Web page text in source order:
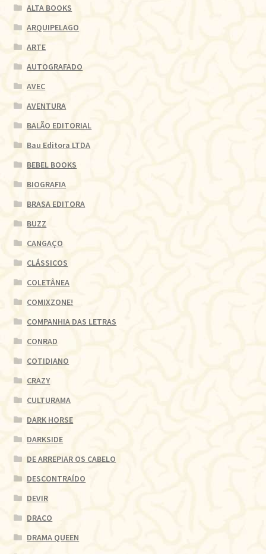
ALTA BOOKS
ARQUIPELAGO
ARTE
AUTOGRAFADO
AVEC
AVENTURA
BALÃO EDITORIAL
Bau Editora LTDA
BEBEL BOOKS
BIOGRAFIA
BRASA EDITORA
BUZZ
CANGAÇO
CLÁSSICOS
COLETÂNEA
COMIXZONE!
COMPANHIA DAS LETRAS
CONRAD
COTIDIANO
CRAZY
CULTURAMA
DARK HORSE
DARKSIDE
DE ARREPIAR OS CABELO
DESCONTRAÍDO
DEVIR
DRACO
DRAMA QUEEN